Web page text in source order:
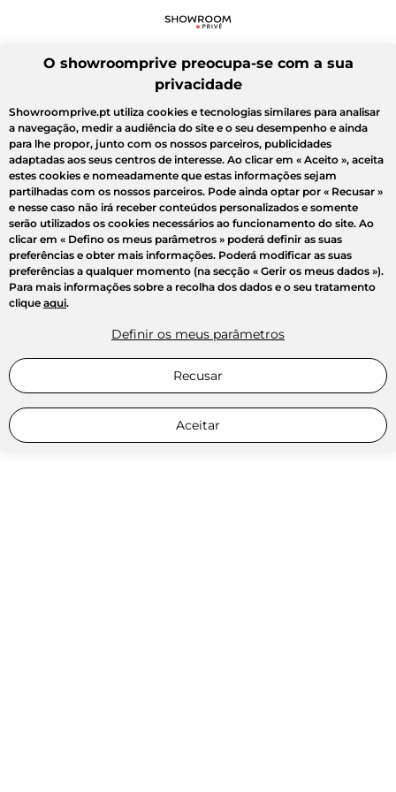
O showroomprive preocupa-se com a sua
privacidade
Showroomprive.pt utiliza cookies e tecnologias similares para analisar
a navegação, medir a audiência do site e o seu desempenho e ainda
para lhe propor, junto com os nossos parceiros, publicidades
adaptadas aos seus centros de interesse. Ao clicar em « Aceito », aceita
estes cookies e nomeadamente que estas informações sejam
partilhadas com os nossos parceiros. Pode ainda optar por « Recusar »
e nesse caso não irá receber conteúdos personalizados e somente
serão utilizados os cookies necessários ao funcionamento do site. Ao
clicar em « Defino os meus parâmetros » poderá definir as suas
preferências e obter mais informações. Poderá modificar as suas
preferências a qualquer momento (na secção « Gerir os meus dados »).
Para mais informações sobre a recolha dos dados e o seu tratamento
clique aqui.
Definir os meus parâmetros
Recusar
Aceitar